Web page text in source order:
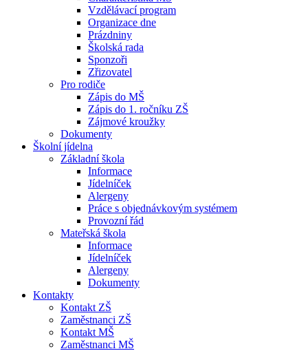
Vzdělávací program
Organizace dne
Prázdniny
Školská rada
Sponzoři
Zřizovatel
Pro rodiče
Zápis do MŠ
Zápis do 1. ročníku ZŠ
Zájmové kroužky
Dokumenty
Školní jídelna
Základní škola
Informace
Jídelníček
Alergeny
Práce s objednávkovým systémem
Provozní řád
Mateřská škola
Informace
Jídelníček
Alergeny
Dokumenty
Kontakty
Kontakt ZŠ
Zaměstnanci ZŠ
Kontakt MŠ
Zaměstnanci MŠ